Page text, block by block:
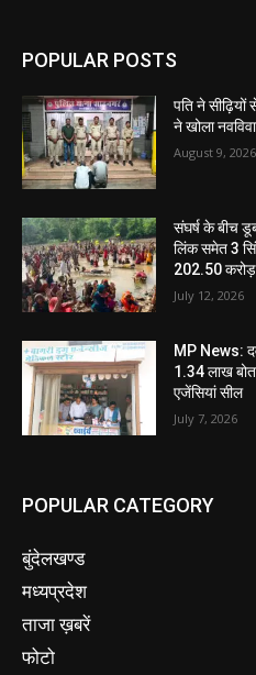
POPULAR POSTS
पति ने सीढ़ियों
ने खोला
August 9, 2026
संघर्ष के बीच
लिंक समेत 3
202.50
July 12, 2026
MP News:
1.34 लाख
एजेंसियां सील
July 7, 2026
POPULAR CATEGORY
बुंदेलखण्ड
मध्यप्रदेश
ताजा ख़बरें
फोटो